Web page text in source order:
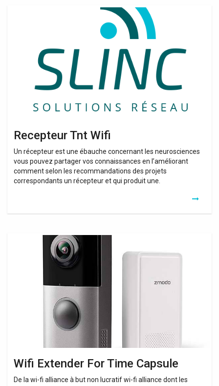
Recepteur Tnt Wifi
Un récepteur est une ébauche concernant les neurosciences
vous pouvez partager vos connaissances en l’améliorant
comment selon les recommandations des projets
correspondants un récepteur et qui produit une.
Wifi Extender For Time Capsule
De la wi-fi alliance à but non lucratif wi-fi alliance dont les